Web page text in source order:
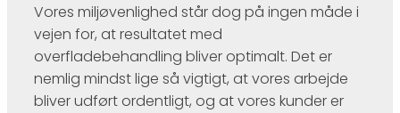
Vores miljøvenlighed står dog på ingen måde i
vejen for, at resultatet med
overfladebehandling bliver optimalt. Det er
nemlig mindst lige så vigtigt, at vores arbejde
bliver udført ordentligt, og at vores kunder er